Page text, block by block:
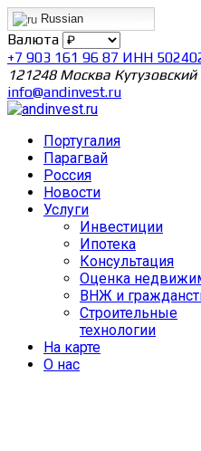
Russian
Валюта
+7 903 161 96 87 ИНН
121248 Москва Кутузовский
info@andinvest.ru
Португалия
Парагвай
Россия
Новости
Услуги
Инвестиции
Ипотека
Консультация
Оценка
ВНЖ и
Строительные
технологии
На карте
О нас